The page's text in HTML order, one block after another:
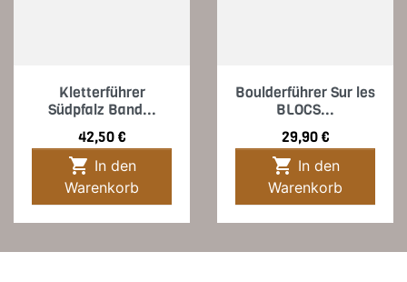
Kletterführer
Südpfalz Band...
Preis
42,50 €

Warenkorb
Boulderführer Sur les
BLOCS...
Preis
29,90 €

Warenkorb